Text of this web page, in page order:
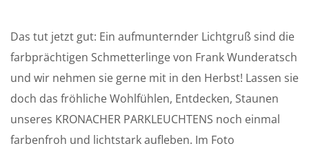
Das tut jetzt gut: Ein aufmunternder Lichtgruß sind die
farbprächtigen Schmetterlinge von Frank Wunderatsch
und wir nehmen sie gerne mit in den Herbst! Lassen sie
doch das fröhliche Wohlfühlen, Entdecken, Staunen
unseres KRONACHER PARKLEUCHTENS noch einmal
farbenfroh und lichtstark aufleben. Im Foto